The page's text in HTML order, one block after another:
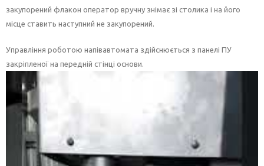
закупорений флакон оператор вручну знімає зі столика і на його
місце ставить наступний не закупорений.
Управління роботою напівавтомата здійснюється з панелі ПУ
закріпленої на передній стінці основи.